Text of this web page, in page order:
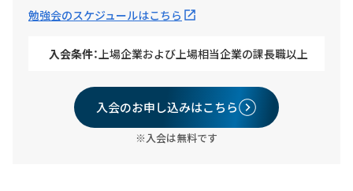
勉強会のスケジュールはこちら
入会条件： 上場企業および上場相当企業の課長職以上
入会のお申し込みはこちら
※入会は無料です